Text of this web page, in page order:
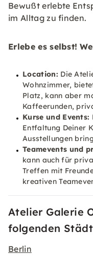
Bewußt erlebte
im Alltag zu finden.
Erlebe es selbst!
Location: Die
Wohnzimmer,
Platz, kann aber
Kaffeerunden,
Kurse und Events:
Entfaltung Deiner
Ausstellungen
Teamevents und
kann auch für
Treffen mit
kreativen
Atelier Galerie
folgenden
Berlin